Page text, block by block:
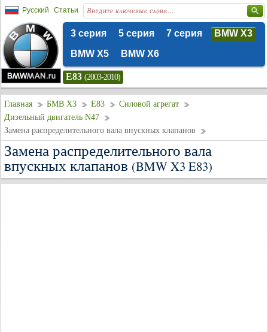
Русский Статьи
3 серия 5 серия 7 серия
BMW X3
BMW X5
BMW X6
E83 (2003-2010)
Главная БМВ Х3 E83
Силовой агрегат
Дизельный двигатель N47
Замена распределительного вала впускных клапанов
Замена распределительного вала
впускных клапанов (BMW X3 E83)